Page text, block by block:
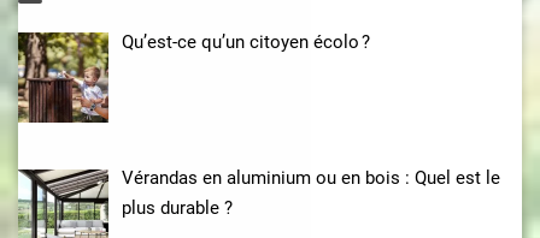
Qu’est-ce qu’un citoyen écolo ?
Vérandas en aluminium ou en bois : Quel est le
plus durable ?